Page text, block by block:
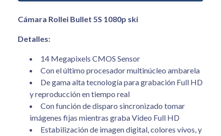
Cámara Rollei Bullet 5S 1080p ski
Detalles:
14 Megapixels CMOS Sensor
Con el último procesador multinúcleo ambarela
De gama altatecnología paragrabación Full HD
y reproducción entiempo real
Con función dedisparo sincronizado tomar
imágenes fijas mientras grabaVideo Full HD
Estabilización de imagen digital,colores vívos, y